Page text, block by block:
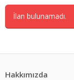
İlan bulunamadı.
Hakkımızda